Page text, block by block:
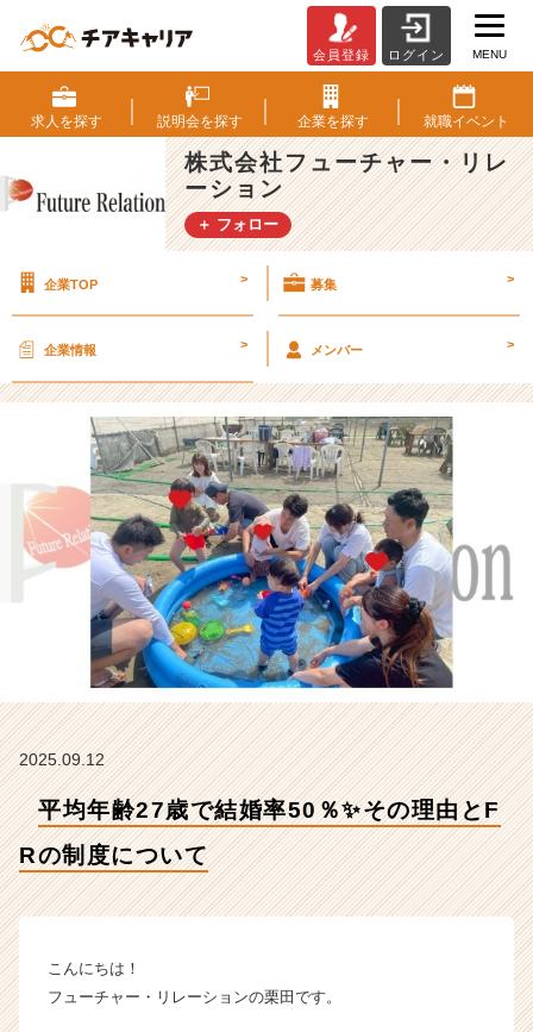
均
年
齢
2
7
歳
で
率
✨
そ
の
理
由
と
F
R
の
制
度
に
つ
会
フ
ー
ー・
会員登録 ログイン MENU
求人を探す 説明会を探す 企業を探す 就職イベント
株式会社フューチャー・リレ
ーション
＋ フォロー
企業TOP > 募集 >
企業情報 > メンバー >
2025.09.12
平均年齢27歳で結婚率50％✨その理由とF
Rの制度について
こんにちは！
フューチャー・リレーションの栗田です。